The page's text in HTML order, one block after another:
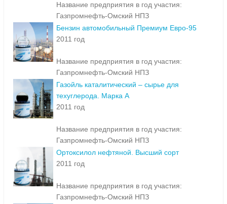
Название предприятия в год участия:
Газпромнефть-Омский НПЗ
Бензин автомобильный Премиум Евро-95
2011 год
Название предприятия в год участия:
Газпромнефть-Омский НПЗ
Газойль каталитический – сырье для
техуглерода. Марка А
2011 год
Название предприятия в год участия:
Газпромнефть-Омский НПЗ
Ортоксилол нефтяной. Высший сорт
2011 год
Название предприятия в год участия:
Газпромнефть-Омский НПЗ